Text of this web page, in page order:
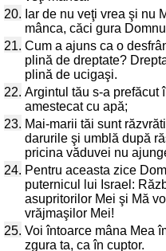
20. Iar de nu veţi vrea şi nu
mânca, căci gura
21. Cum a ajuns ca o
plină de dreptate?
plină de ucigaşi.
22. Argintul tău s-a prefăcut
amestecat cu apă;
23. Mai-marii tăi sunt
darurile şi umblă după
pricina văduvei nu
24. Pentru aceasta zice
puternicul lui Israel:
asupritorilor Mei şi Mă
vrăjmaşilor Mei!
25. Voi întoarce mâna Mea
zgura ta, ca în cuptor.